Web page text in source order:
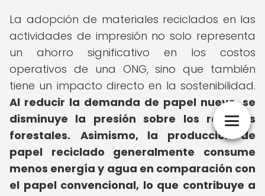
La adopción de materiales reciclados en las
actividades de impresión no solo representa
un ahorro significativo en los costos
operativos de una ONG, sino que también
tiene un impacto directo en la sostenibilidad.
Al reducir la demanda de papel nuevo, se
disminuye la presión sobre los recursos
forestales.
Asimismo, la producción de
papel reciclado generalmente consume
menos energía y agua en comparación con
el papel convencional, lo que contribuye a